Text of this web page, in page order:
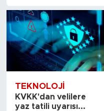
TEKNOLOJI
KVKK'dan velilere
yaz tatili uyarısı...